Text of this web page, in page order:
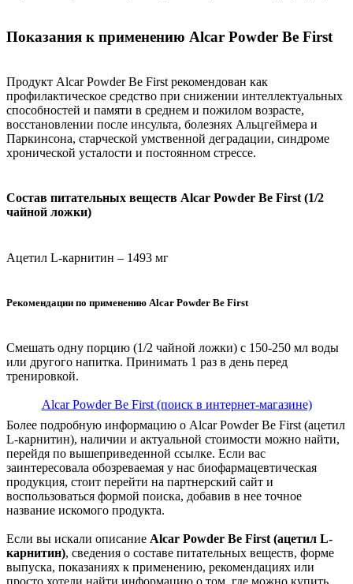
Показания к применению Alcar Powder Be First
Продукт Alcar Powder Be First рекомендован как
профилактическое средство при снижении интеллектуальных
способностей и памяти в среднем и пожилом возрасте,
восстановлении после инсульта, болезнях Альцгеймера и
Паркинсона, старческой умственной деградации, синдроме
хронической усталости и постоянном стрессе.
Состав питательных веществ Alcar Powder Be First (1/2
чайной ложки)
Ацетил L-карнитин – 1493 мг
Рекомендации по применению Alcar Powder Be First
Смешать одну порцию (1/2 чайной ложки) с 150-250 мл воды
или другого напитка. Принимать 1 раз в день перед
тренировкой.
Alcar Powder Be First (поиск в интернет-магазине)
Более подробную информацию о Alcar Powder Be First (ацетил
L-карнитин), наличии и актуальной стоимости можно найти,
перейдя по вышеприведенной ссылке. Если вас
заинтересовала обозреваемая у нас биофармацевтическая
продукция, стоит перейти на партнерский сайт и
воспользоваться формой поиска, добавив в нее точное
название искомого продукта.
Если вы искали описание Alcar Powder Be First (ацетил L-
карнитин), сведения о составе питательных веществ, форме
выпуска, показаниях к применению, рекомендациях или
просто хотели найти информацию о том, где можно купить